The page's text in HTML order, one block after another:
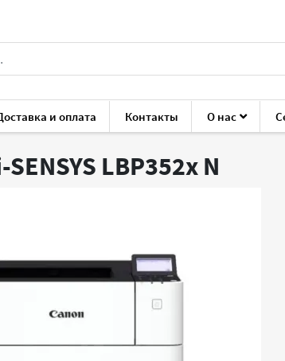
и оплата Контакты О нас
Canon i-SENSYS LBP352x
LBP352x N